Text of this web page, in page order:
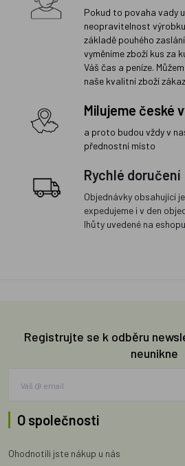
Pokud to povaha vady
neopravitelnost
základě pouhého
vyměníme zboží kus za
Váš čas a peníze.
naše kvalitní zboží
Milujeme české
a proto budou vždy v
přednostní místo
Rychlé doručení
Objednávky obsahující
expedujeme i v den
lhůty uvedené na eshopu
Registrujte se k odběru
neunikne
O společnosti
Ohodnotili jste nákup u nás